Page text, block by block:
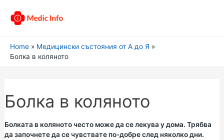
Home
Медицински състояния от А до Я
Болка в коляното
Болка в коляното
Болката в коляното често може да се лекува у дома. Трябва
да започнете да се чувствате по-добре след няколко дни.